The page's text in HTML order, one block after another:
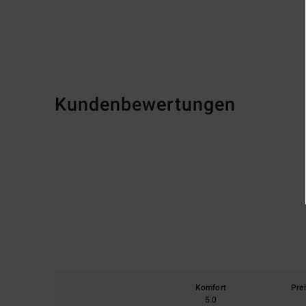
Kundenbewertungen
Komfort
5.0